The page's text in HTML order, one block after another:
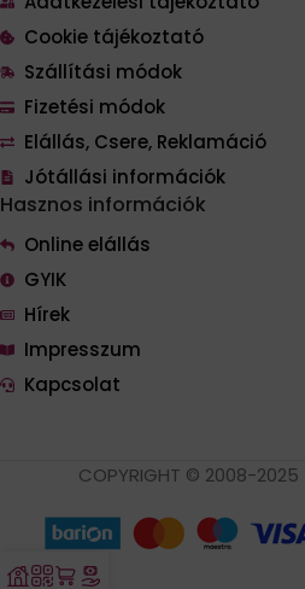
Cookie tájékoztató
Szállítási módok
Fizetési módok
Elállás, Csere, Reklamáció
Jótállási információk
Hasznos információk
Online elállás
GYIK
Hírek
Impresszum
Kapcsolat
COPYRIGHT © 2008-2025